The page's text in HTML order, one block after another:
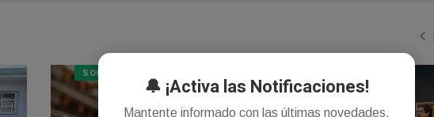
SOCIEDAD
🔔 ¡Activa las Notificaciones!
Mantente informado con las últimas novedades.